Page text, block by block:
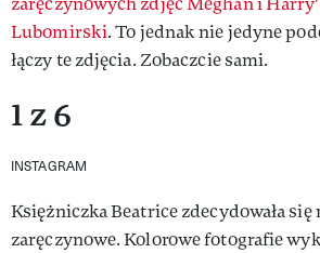
Lubomirski. To jednak nie jedyne
łączy te zdjęcia. Zobaczcie sami.
1 z 6
INSTAGRAM
Księżniczka Beatrice zdecydowała się
zaręczynowe. Kolorowe fotografie